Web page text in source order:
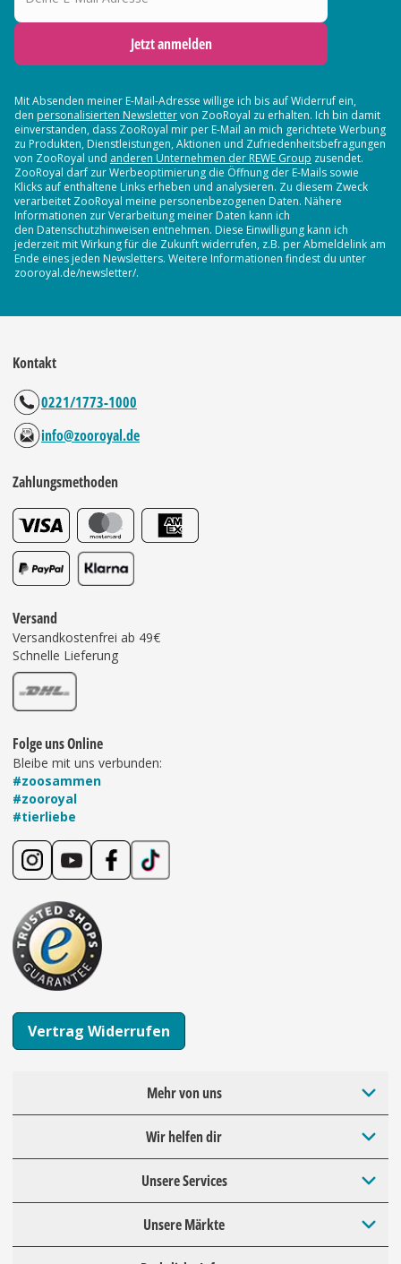
Jetzt anmelden
Mit Absenden meiner E-Mail-Adresse willige ich bis auf Widerruf ein,
den personalisierten Newslettervon ZooRoyal zu erhalten. Ich bin damit
einverstanden, dass ZooRoyal mir per E-Mail an mich gerichtete Werbung
zu Produkten, Dienstleistungen, Aktionen und Zufriedenheitsbefragungen
von ZooRoyal und anderen Unternehmen der REWE Group zusendet.
ZooRoyal darf zur Werbeoptimierung die Öffnung der E-Mails sowie
Klicks auf enthaltene Links erheben und analysieren. Zu diesem Zweck
verarbeitet ZooRoyal meine personenbezogenen Daten. Nähere
Informationen zur Verarbeitung meiner Daten kann ich
den Datenschutzhinweisen entnehmen. Diese Einwilligung kann ich
jederzeit mit Wirkung für die Zukunft widerrufen, z.B. per Abmeldelink am
Ende eines jeden Newsletters. Weitere Informationen findest du unter
zooroyal.de/newsletter/.
Kontakt
0221/1773-1000
info@zooroyal.de
Zahlungsmethoden
Versand
Versandkostenfrei ab 49€
Schnelle Lieferung
Folge uns Online
Bleibe mit uns verbunden:
#zoosammen
#zooroyal
#tierliebe
Vertrag Widerrufen
Mehr von uns
Wir helfen dir
Unsere Services
Unsere Märkte